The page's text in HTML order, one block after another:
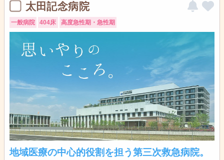
太田記念病院
一般病院 404床 高度急性期・急性期
地域医療の中心的役割を担う第三次救急病院。